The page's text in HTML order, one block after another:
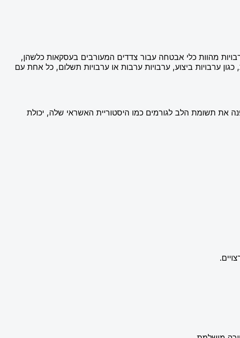
מהוות כלי אבטחה עבור צדדים המעורבים בעסקאות כלשהן,
ערבויות ביצוע, ערבויות ערבות או ערבויות תשלום, כל אחת עם
תשומת הלב לגורמים כמו היסטוריית האשראי שלה, יכולת